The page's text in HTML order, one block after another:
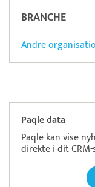
BRANCHE
Andre
Paqle data
Paqle kan vise
direkte i dit